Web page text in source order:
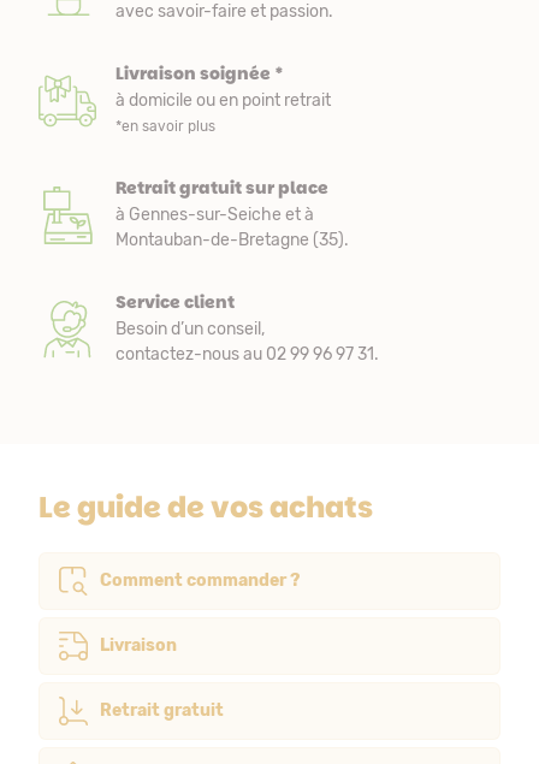
avec savoir-faire et passion.
Livraison soignée *
à domicile ou en point retrait
*en savoir plus
Retrait gratuit sur place
à Gennes-sur-Seiche et à
Montauban-de-Bretagne (35).
Service client
Besoin d’un conseil,
contactez-nous au 02 99 96 97 31.
Le guide de vos achats
Comment commander ?
Livraison
Retrait gratuit